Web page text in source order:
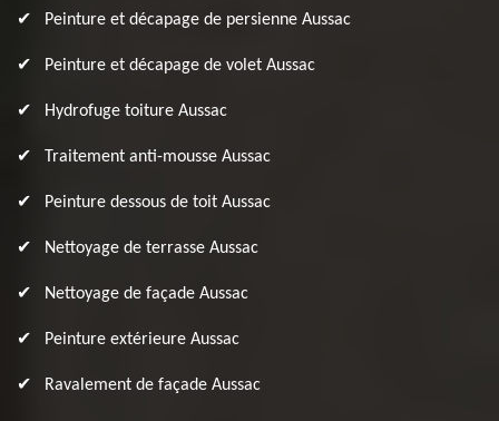
Peinture et décapage de persienne Aussac
Peinture et décapage de volet Aussac
Hydrofuge toiture Aussac
Traitement anti-mousse Aussac
Peinture dessous de toit Aussac
Nettoyage de terrasse Aussac
Nettoyage de façade Aussac
Peinture extérieure Aussac
Ravalement de façade Aussac